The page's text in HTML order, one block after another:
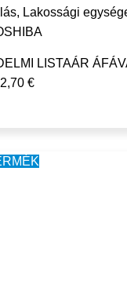
, Lakossági
LISTAÁR
€